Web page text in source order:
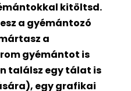
kitöltsd.
a gyémántozó
a
gyémántot is
találsz egy tálat is
egy grafikai